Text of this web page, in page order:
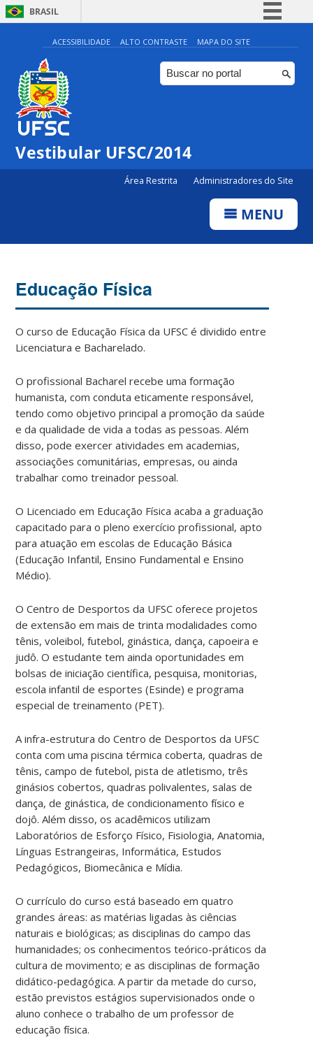
BRASIL
Simplifique!
Comunica BR
Participe
ACESSIBILIDADE ALTO CONTRASTE MAPA DO SITE
Vestibular UFSC/2014
Área Restrita Administradores do Site
MENU
Educação Física
O curso de Educação Física da UFSC é dividido entre
Licenciatura e Bacharelado.
O profissional Bacharel recebe uma formação
humanista, com conduta eticamente responsável,
tendo como objetivo principal a promoção da saúde
e da qualidade de vida a todas as pessoas. Além
disso, pode exercer atividades em academias,
associações comunitárias, empresas, ou ainda
trabalhar como treinador pessoal.
O Licenciado em Educação Física acaba a graduação
capacitado para o pleno exercício profissional, apto
para atuação em escolas de Educação Básica
(Educação Infantil, Ensino Fundamental e Ensino
Médio).
O Centro de Desportos da UFSC oferece projetos
de extensão em mais de trinta modalidades como
tênis, voleibol, futebol, ginástica, dança, capoeira e
judô. O estudante tem ainda oportunidades em
bolsas de iniciação científica, pesquisa, monitorias,
escola infantil de esportes (Esinde) e programa
especial de treinamento (PET).
A infra-estrutura do Centro de Desportos da UFSC
conta com uma piscina térmica coberta, quadras de
tênis, campo de futebol, pista de atletismo, três
ginásios cobertos, quadras polivalentes, salas de
dança, de ginástica, de condicionamento físico e
dojô. Além disso, os acadêmicos utilizam
Laboratórios de Esforço Físico, Fisiologia, Anatomia,
Línguas Estrangeiras, Informática, Estudos
Pedagógicos, Biomecânica e Mídia.
O currículo do curso está baseado em quatro
grandes áreas: as matérias ligadas às ciências
naturais e biológicas; as disciplinas do campo das
humanidades; os conhecimentos teórico-práticos da
cultura de movimento; e as disciplinas de formação
didático-pedagógica. A partir da metade do curso,
estão previstos estágios supervisionados onde o
aluno conhece o trabalho de um professor de
educação física.